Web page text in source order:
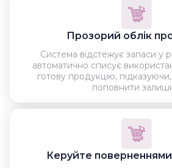
Прозорий облік
Система відстежує запаси у
автоматично списує
готову продукцію,
поповнити
Керуйте поверненнями